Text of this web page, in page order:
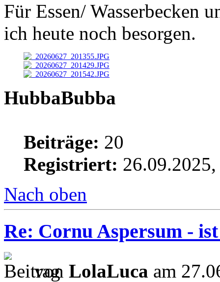
Für Essen/ Wasserbecken
ich heute noch besorgen.
HubbaBubba
Beiträge: 20
Registriert:
Nach oben
Re: Cornu Aspersum -
von LolaLuca am